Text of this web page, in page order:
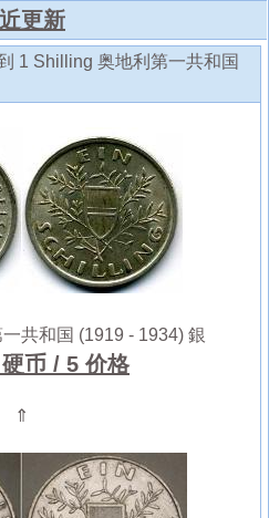
更新
1 Shilling 奥地利第一共和国
共和国 (1919 - 1934) 銀
币 / 5 价格
⇑